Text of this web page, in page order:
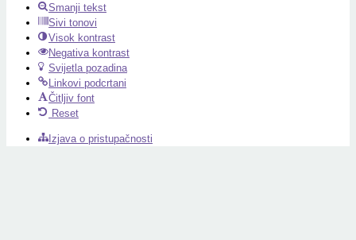
Smanji tekst
Sivi tonovi
Visok kontrast
Negativa kontrast
Svijetla pozadina
Linkovi podcrtani
Čitljiv font
Reset
Izjava o pristupačnosti